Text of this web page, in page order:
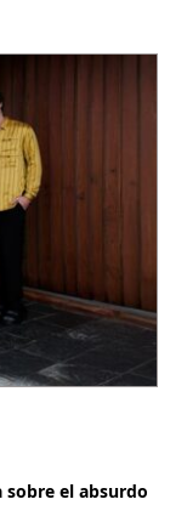
sobre el absurdo